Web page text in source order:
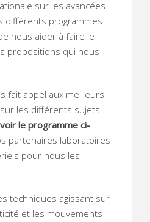
sur les avancées
différents programmes
nous aider à faire le
propositions qui nous
fait appel aux meilleurs
les différents sujets
le programme ci-
partenaires laboratoires
pour nous les
techniques agissant sur
et les mouvements